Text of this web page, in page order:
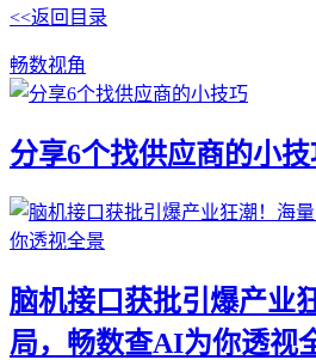
<<返回目录
畅数视角
分享6个找供应商的小技
脑机接口获批引爆产业
局，畅数查AI为你透视